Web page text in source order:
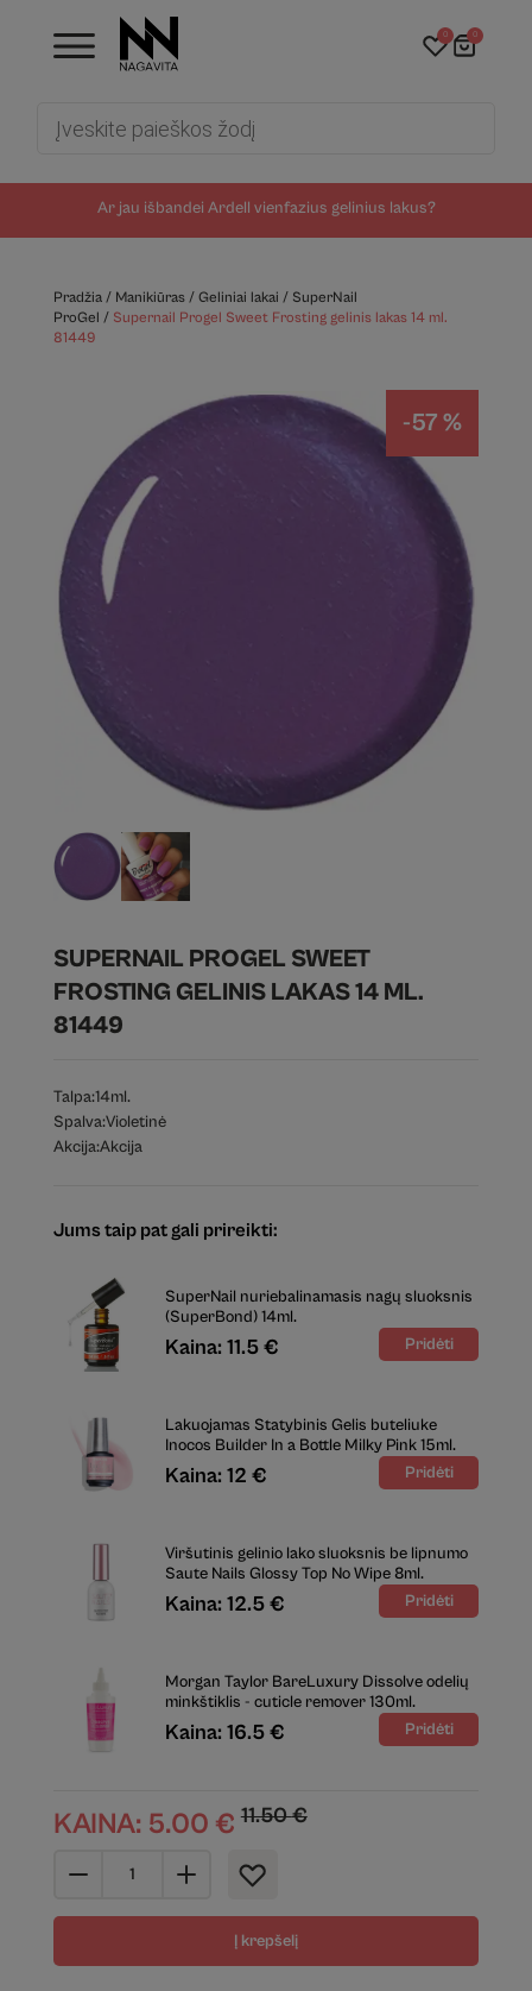
Ar jau išbandei Ardell vienfazius gelinius lakus?
0 0
Pradžia/ Manikiūras/ Geliniai lakai / SuperNail
ProGel / Supernail Progel Sweet Frosting gelinis lakas 14 ml.
81449
-57 %
SUPERNAIL PROGEL SWEET
FROSTING GELINIS LAKAS 14 ML.
81449
Talpa:14ml.
Spalva:Violetinė
Akcija:Akcija
Jums taip pat gali prireikti:
SuperNail nuriebalinamasis nagų sluoksnis
(SuperBond) 14ml.
Kaina: 11.5 €
Lakuojamas Statybinis Gelis buteliuke
Inocos Builder In a Bottle Milky Pink 15ml.
Kaina: 12 €
Viršutinis gelinio lako sluoksnis be lipnumo
Saute Nails Glossy Top No Wipe 8ml.
Kaina: 12.5 €
Morgan Taylor BareLuxury Dissolve odelių
minkštiklis - cuticle remover 130ml.
Kaina: 16.5 €
KAINA: 5.00 € 11.50€
Į krepšelį